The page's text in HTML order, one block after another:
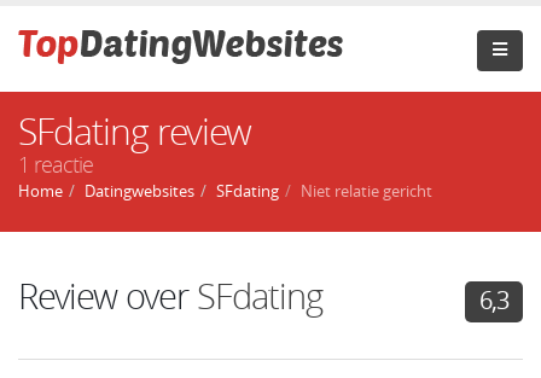
SFdating review
1 reactie
Home Datingwebsites SFdating Niet relatie gericht
Review over SFdating 6,3